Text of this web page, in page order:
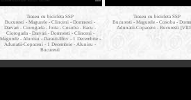
Traseu cu bicicleta SSP
Bucuresti - Magurele - Clinceni - Domnesti -
Darvari - Ciorogarla - Joita - Cosoba - Bacu -
Ciorogarla - Darvari - Domnesti - Clinceni -
Magurele - Alunisu - Darasti-Ilfov - 1 Decembrie -
Adunatii-Copaceni - 1 Decembrie - Alunisu -
Bucuresti
Traseu cu bicicleta SSP
Bucuresti - Magurele - Cosoba -
Adunatii-Copaceni - Bucuresti